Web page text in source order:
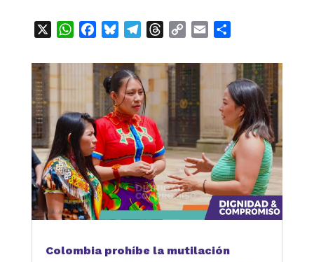
WhatsApp
FacebookBlueskyTelegramThreads
Copy Email
Colombia prohíbe la mutilación